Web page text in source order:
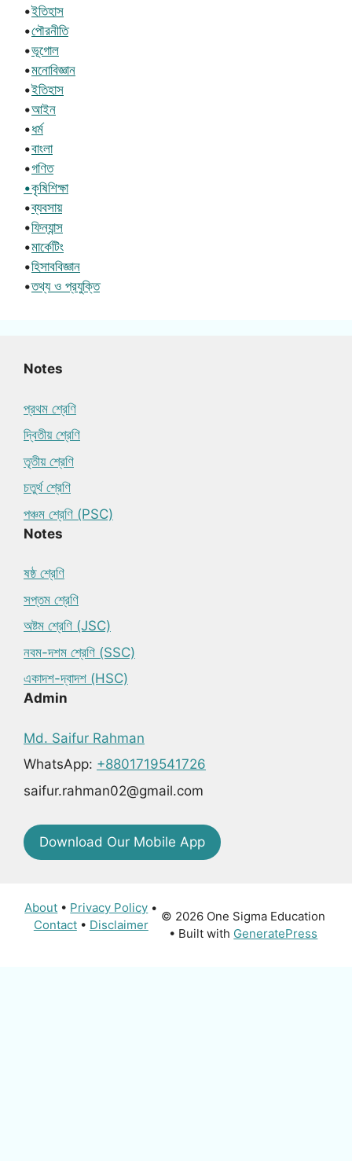
•ইতিহাস
•পৌরনীতি
•ভূগোল
•মনোবিজ্ঞান
•ইতিহাস
•আইন
•ধর্ম
•বাংলা
•গণিত
•কৃষিশিক্ষা
•ব্যবসায়
•ফিন্যান্স
•মার্কেটিং
•হিসাববিজ্ঞান
•তথ্য ও প্রযুক্তি
Notes
প্রথম শ্রেণি
দ্বিতীয় শ্রেণি
তৃতীয় শ্রেণি
চতুর্থ শ্রেণি
পঞ্চম শ্রেণি (PSC)
Notes
ষষ্ঠ শ্রেণি
সপ্তম শ্রেণি
অষ্টম শ্রেণি (JSC)
নবম-দশম শ্রেণি (SSC)
একাদশ-দ্বাদশ (HSC)
Admin
Md. Saifur Rahman
WhatsApp: +8801719541726
saifur.rahman02@gmail.com
Download Our Mobile App
About • Privacy Policy •
Contact• Disclaimer
© 2026 One Sigma Education
• Built with GeneratePress